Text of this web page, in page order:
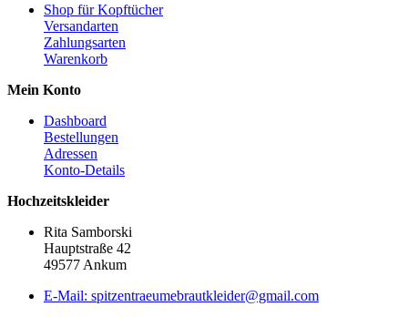
Shop für Kopftücher
Versandarten
Zahlungsarten
Warenkorb
Mein Konto
Dashboard
Bestellungen
Adressen
Konto-Details
Hochzeitskleider
Rita Samborski
Hauptstraße 42
49577 Ankum
E-Mail: spitzentraeumebrautkleider@gmail.com